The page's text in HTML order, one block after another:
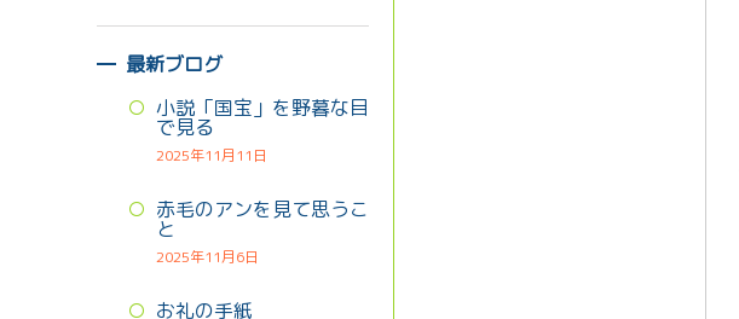
最新ブログ
小説「国宝」を野暮な目
で見る
2025年11月11日
赤毛のアンを見て思うこ
と
2025年11月6日
お礼の手紙